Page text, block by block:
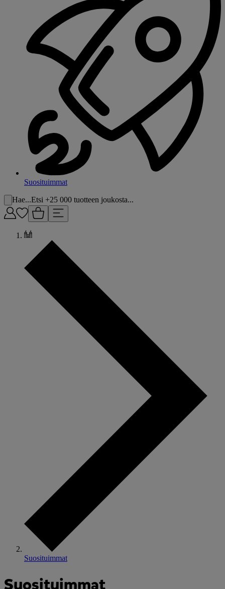
Suosituimmat
Hae...Etsi +25 000 tuotteen joukosta...
Suosituimmat
Suosituimmat